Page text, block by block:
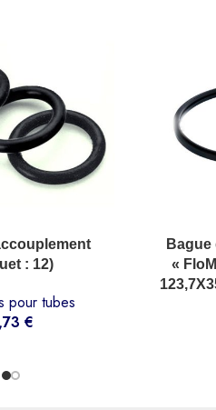
: 12)
pour tubes
€
AJOUTER
Bague
«